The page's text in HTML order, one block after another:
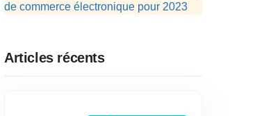
de commerce électronique pour 2023
Articles récents